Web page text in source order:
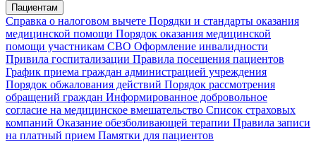
Пациентам
Справка о налоговом вычете Порядки и стандарты оказания
медицинской помощи Порядок оказания медицинской
помощи участникам СВО Оформление инвалидности
Привила госпитализации Правила посещения пациентов
График приема граждан администрацией учреждения
Порядок обжалования действий Порядок рассмотрения
обращений граждан Информированное добровольное
согласие на медицинское вмешательство Список страховых
компаний Оказание обезболивающей терапии Правила записи
на платный прием Памятки для пациентов